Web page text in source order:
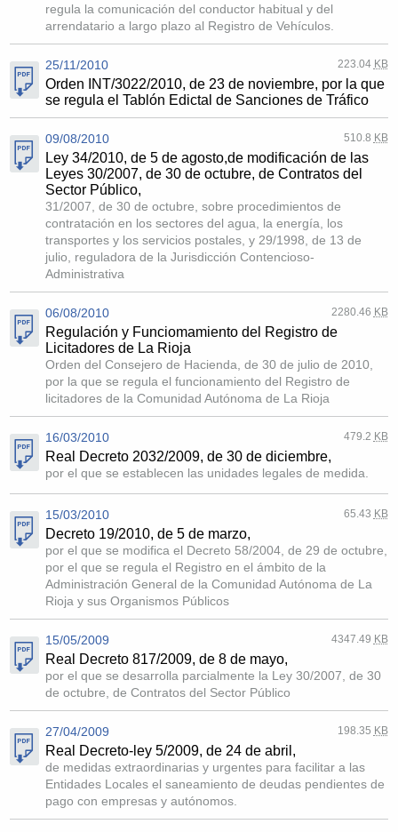
regula la comunicación del conductor habitual y del
arrendatario a largo plazo al Registro de Vehículos.
25/11/2010 223.04 KB
Orden INT/3022/2010, de 23 de noviembre, por la que
se regula el Tablón Edictal de Sanciones de Tráfico
09/08/2010 510.8 KB
Ley 34/2010, de 5 de agosto,de modificación de las
Leyes 30/2007, de 30 de octubre, de Contratos del
Sector Público,
31/2007, de 30 de octubre, sobre procedimientos de
contratación en los sectores del agua, la energía, los
transportes y los servicios postales, y 29/1998, de 13 de
julio, reguladora de la Jurisdicción Contencioso-
Administrativa
06/08/2010 2280.46 KB
Regulación y Funciomamiento del Registro de
Licitadores de La Rioja
Orden del Consejero de Hacienda, de 30 de julio de 2010,
por la que se regula el funcionamiento del Registro de
licitadores de la Comunidad Autónoma de La Rioja
16/03/2010 479.2 KB
Real Decreto 2032/2009, de 30 de diciembre,
por el que se establecen las unidades legales de medida.
15/03/2010 65.43 KB
Decreto 19/2010, de 5 de marzo,
por el que se modifica el Decreto 58/2004, de 29 de octubre,
por el que se regula el Registro en el ámbito de la
Administración General de la Comunidad Autónoma de La
Rioja y sus Organismos Públicos
15/05/2009 4347.49 KB
Real Decreto 817/2009, de 8 de mayo,
por el que se desarrolla parcialmente la Ley 30/2007, de 30
de octubre, de Contratos del Sector Público
27/04/2009 198.35 KB
Real Decreto-ley 5/2009, de 24 de abril,
de medidas extraordinarias y urgentes para facilitar a las
Entidades Locales el saneamiento de deudas pendientes de
pago con empresas y autónomos.